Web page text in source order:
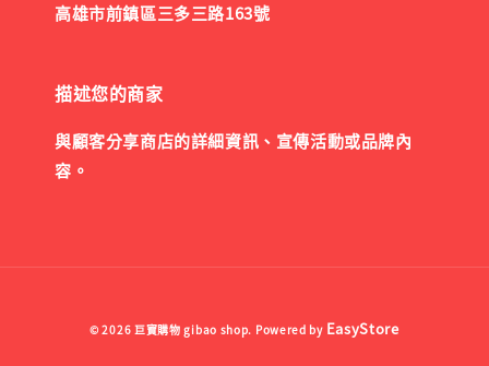
高雄市前鎮區三多三路163號
描述您的商家
與顧客分享商店的詳細資訊、宣傳活動或品牌內
容。
© 2026 巨寶購物 gibao shop. Powered by EasyStore